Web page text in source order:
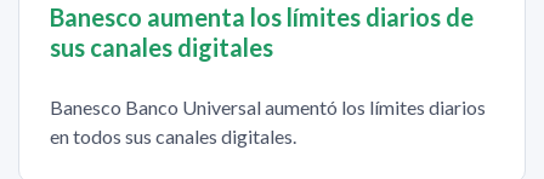
Banesco aumenta los límites diarios de
sus canales digitales
Banesco Banco Universal aumentó los límites diarios
en todos sus canales digitales.